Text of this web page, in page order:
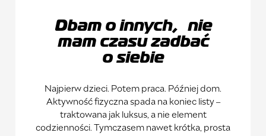
Dbam o innych, nie
mam czasu zadbać
o siebie
Najpierw dzieci. Potem praca. Później dom.
Aktywność fizyczna spada na koniec listy –
traktowana jak luksus, a nie element
codzienności. Tymczasem nawet krótka, prosta